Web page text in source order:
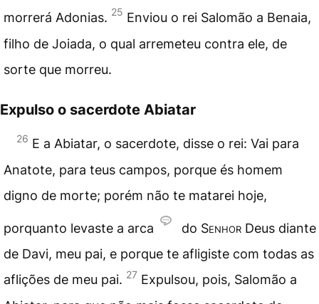
morrerá Adonias. 25 Enviou o rei Salomão a Benaia,
filho de Joiada, o qual arremeteu contra ele, de
sorte que morreu.
Expulso o sacerdote Abiatar
26 E a Abiatar, o sacerdote, disse o rei: Vai para
Anatote, para teus campos, porque és homem
digno de morte; porém não te matarei hoje,
porquanto levaste a arca do Senhor Deus diante
de Davi, meu pai, e porque te afligiste com todas as
aflições de meu pai. 27 Expulsou, pois, Salomão a